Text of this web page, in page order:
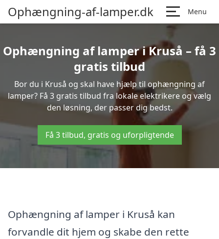
Ophængning-af-lamper.dk Menu
Ophængning af lamper i Kruså – få 3
gratis tilbud
Bor du i Kruså og skal have hjælp til ophængning af
lamper? Få 3 gratis tilbud fra lokale elektrikere og vælg
den løsning, der passer dig bedst.
Få 3 tilbud, gratis og uforpligtende
Ophængning af lamper i Kruså kan
forvandle dit hjem og skabe den rette